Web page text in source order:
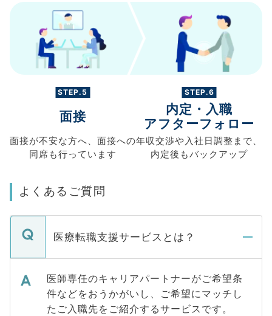
STEP.5
面接
面接が不安な方へ、 面接への
同席も行っています
STEP.6
内定・入職
アフターフォロー
年収交渉や入社日調整まで、
内定後もバックアップ
よくあるご質問
医療転職支援サービスとは？
医師専任のキャリアパートナーがご希望条
件などをおうかがいし、ご希望にマッチし
たご入職先をご紹介するサービスです。